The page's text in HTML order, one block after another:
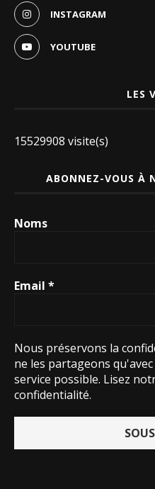
INSTAGRAM
YOUTUBE
LES
15529908 visite(s)
ABONNEZ-VOUS À
Noms
Email *
Nous préservons la
ne les partageons
service possible. Lisez
confidentialité.